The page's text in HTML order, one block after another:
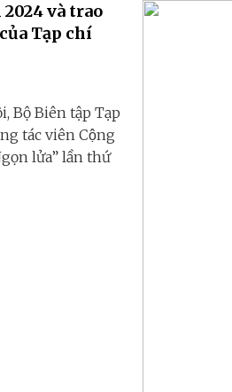
và trao
Tạp chí
Bộ Biên tập Tạp
tác viên Cộng
lửa” lần thứ